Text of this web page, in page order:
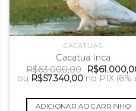
CACATUAS
Cacatua Inca
R$63.000,00 O
preço
R$
ou R$57.340,00 no PIX (6%
ADICIONAR AO CARRINHO